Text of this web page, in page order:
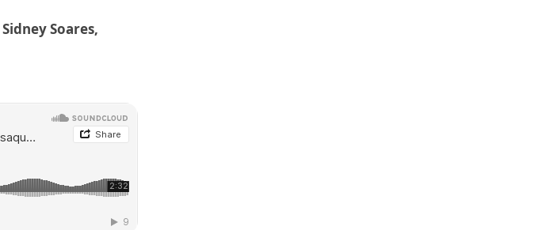
Sidney Soares,